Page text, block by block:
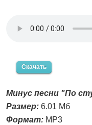
Скачать
Минус песни "По
Размер: 6.01 Мб
Формат: MP3